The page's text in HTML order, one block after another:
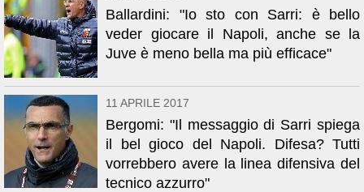
Ballardini: "Io sto con Sarri: è bello
veder giocare il Napoli, anche se la
Juve è meno bella ma più efficace"
11 APRILE 2017
Bergomi: "Il messaggio di Sarri spiega
il bel gioco del Napoli. Difesa? Tutti
vorrebbero avere la linea difensiva del
tecnico azzurro"